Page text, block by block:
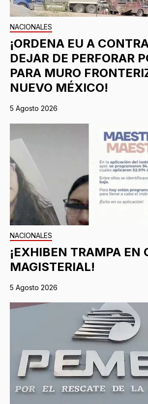
NACIONALES
¡ORDENA EU A
DEJAR DE PERFORAR
PARA MURO
NUEVO MÉXICO!
5 Agosto 2026
NACIONALES
¡EXHIBEN TRAMPA EN
MAGISTERIAL!
5 Agosto 2026